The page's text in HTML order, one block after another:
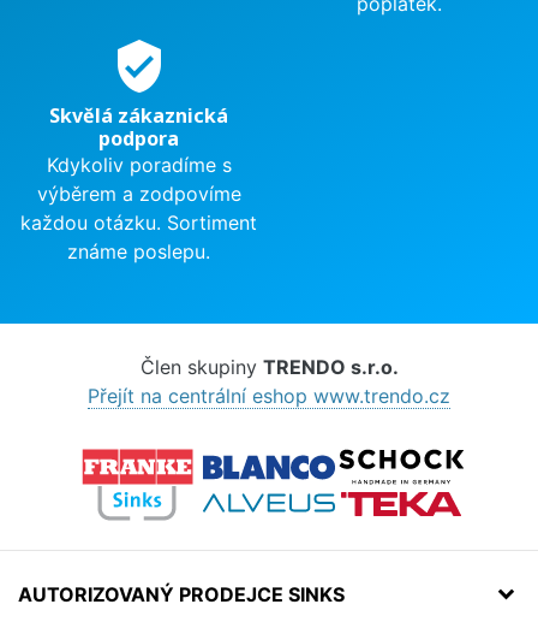
verified_user
Skvělá zákaznická
podpora
Kdykoliv poradíme s
výběrem a zodpovíme
každou otázku. Sortiment
známe poslepu.
Člen skupiny TRENDO s.r.o.
Přejít na centrální eshop www.trendo.cz
AUTORIZOVANÝ PRODEJCE SINKS